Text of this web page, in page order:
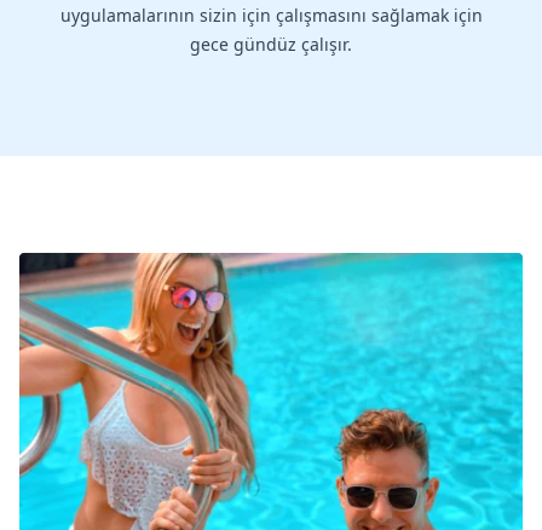
uygulamalarının sizin için çalışmasını sağlamak için
gece gündüz çalışır.